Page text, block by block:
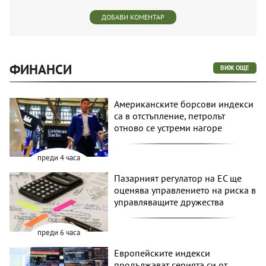
ДОБАВИ КОМЕНТАР
ФИНАНСИ ВИЖ ОЩЕ
преди 4 часа
Американските борсови индекси
са в отстъпление, петролът
отново се устреми нагоре
преди 6 часа
Пазарният регулатор на ЕС ще
оценява управлението на риска в
управляващите дружества
Европейските индекси